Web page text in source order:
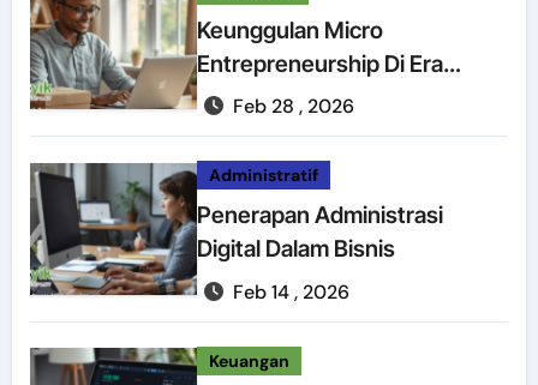
Keunggulan Micro
Entrepreneurship Di Era
DigitalFeb 28 , 2026
Administratif
Penerapan Administrasi
Digital Dalam Bisnis
Feb 14 , 2026
Keuangan